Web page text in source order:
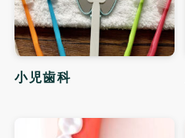
小児歯科